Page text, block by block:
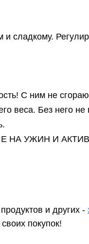
и сладкому.
С ним не
веса. Без него не
НА УЖИН И
и других -
покупок!